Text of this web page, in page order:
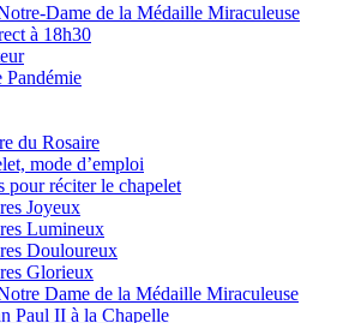
Dame de la Médaille Miraculeuse
à 18h30
Pandémie
du Rosaire
mode d’emploi
pour réciter le chapelet
Joyeux
Lumineux
Douloureux
Glorieux
Dame de la Médaille Miraculeuse
Paul II à la Chapelle